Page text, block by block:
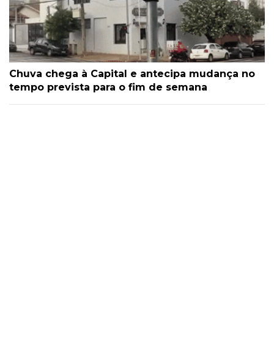
Chuva chega à Capital e antecipa mudança no
tempo prevista para o fim de semana